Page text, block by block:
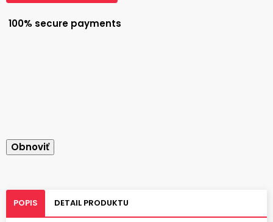
100% secure payments
POPIS DETAIL PRODUKTU